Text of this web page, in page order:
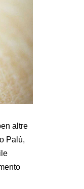
altre
Palù,